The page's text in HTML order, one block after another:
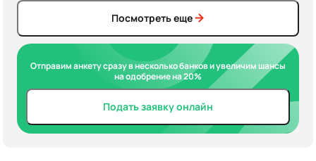
Посмотреть еще
Отправим анкету сразу в несколько банков и увеличим шансы
на одобрение на 20%
Подать заявку онлайн